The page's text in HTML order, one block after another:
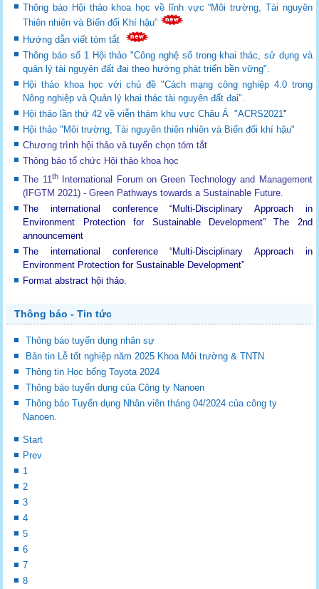
Thông báo Hội thảo khoa học về lĩnh vực “Môi trường, Tài nguyên
Thiên nhiên và Biến đổi Khí hậu”
Hướng dẫn viết tóm tắt
Thông báo số 1 Hội thảo "Công nghệ số trong khai thác, sử dụng và
quản lý tài nguyên đất đai theo hướng phát triển bền vững".
Hội thảo khoa học với chủ đề "Cách mạng công nghiệp 4.0 trong
Nông nghiệp và Quản lý khai thác tài nguyên đất đai".
Hội thảo lần thứ 42 về viễn thám khu vực Châu Á "ACRS2021"
Hội thảo "Môi trường, Tài nguyên thiên nhiên và Biến đổi khí hậu"
Chương trình hội thảo và tuyển chọn tóm tắt
Thông báo tổ chức Hội thảo khoa học
The 11thInternational Forum on Green Technology and Management
(IFGTM 2021) - Green Pathways towards a Sustainable Future.
The international conference “Multi-Disciplinary Approach in
Environment Protection for Sustainable Development”The 2nd
announcement
The international conference “Multi-Disciplinary Approach in
Environment Protection for Sustainable Development”
Format abstract hội thảo.
Thông báo - Tin tức
Thông báo tuyển dụng nhân sự
Bản tin Lễ tốt nghiệp năm 2025 Khoa Môi trường & TNTN
Thông tin Học bổng Toyota 2024
Thông báo tuyển dụng của Công ty Nanoen
Thông báo Tuyển dụng Nhân viên tháng 04/2024 của công ty
Nanoen.
Start
Prev
1
2
3
4
5
6
7
8